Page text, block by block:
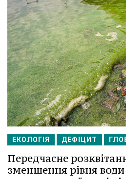
ЕКОЛОГІЯ ДЕФІЦИТ
Передчасне
зменшення рівня води